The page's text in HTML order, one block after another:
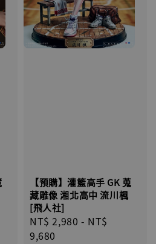
【預購】灌籃高手 GK 蒐
藏雕像 湘北高中 流川楓
[飛人社]
Regular
price
NT$ 2,980 - NT$
9,680